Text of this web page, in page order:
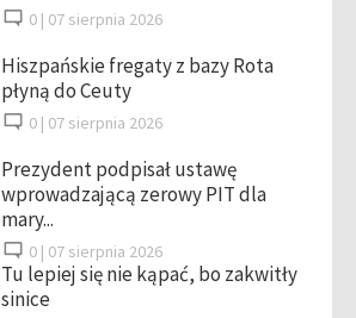
0 | 07 sierpnia 2026
Hiszpańskie fregaty z bazy Rota
płyną do Ceuty
0 | 07 sierpnia 2026
Prezydent podpisał ustawę
wprowadzającą zerowy PIT dla
mary...
0 | 07 sierpnia 2026
Tu lepiej się nie kąpać, bo zakwitły
sinice